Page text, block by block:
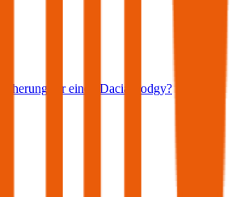
für einen Dacia Lodgy?